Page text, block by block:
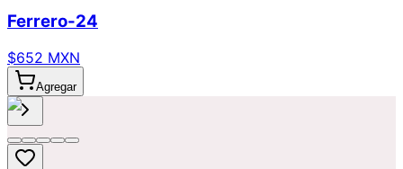
Ferrero-24
$652 MXN
Agregar